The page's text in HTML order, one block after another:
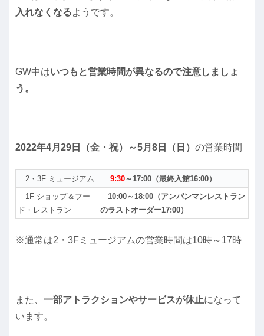
入れなくなるようです。
GW中はいつもと営業時間が異なるので注意しましょ
う。
2022年4月29日（金・祝）～5月8日（日） の営業時間
2・3F ミュージアム 9:30～17:00（最終入館16:00）
1F ショップ＆フー
ド・レストラン
10:00～18:00（アンパンマンレストラン
のラストオーダー17:00）
※通常は2・3Fミュージアムの営業時間は10時～17時
また、 一部アトラクションやサービスが休止になって
います。